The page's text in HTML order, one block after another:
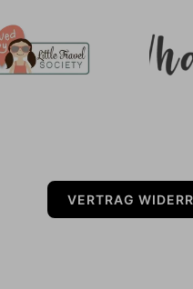
VERTRAG